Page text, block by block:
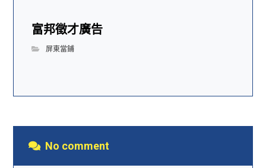
富邦徵才廣告
屏東當鋪
No comment